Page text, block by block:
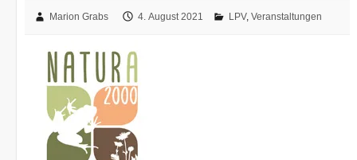
Marion Grabs 4. August 2021 LPV,Veranstaltungen